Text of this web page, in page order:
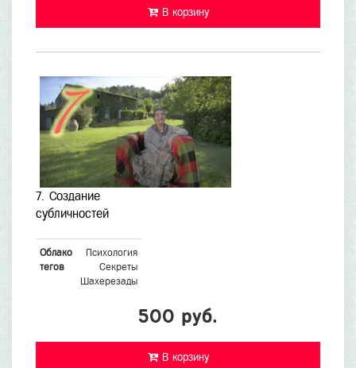
В корзину
7. Создание
субличностей
Облако
тегов
Психология
Секреты
Шахерезады
500 руб.
В корзину